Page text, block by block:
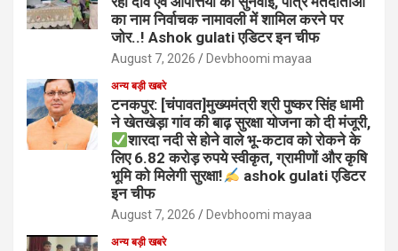
का नाम निर्वाचक नामावली में शामिल करने पर
जोर..! Ashok gulati एडिटर इन चीफ
August 7, 2026 Devbhoomi mayaa
अन्य बड़ी खबरे
टनकपुर: [चंपावत]मुख्यमंत्री श्री पुष्कर सिंह धामी
ने खेतखेड़ा गांव की बाढ़ सुरक्षा योजना को दी मंजूरी,
शारदा नदी से होने वाले भू-कटाव को रोकने के
लिए 6.82 करोड़ रुपये स्वीकृत, ग्रामीणों और कृषि
भूमि को मिलेगी सुरक्षा!
ashok gulati एडिटर
इन चीफ
August 7, 2026 Devbhoomi mayaa
अन्य बड़ी खबरे